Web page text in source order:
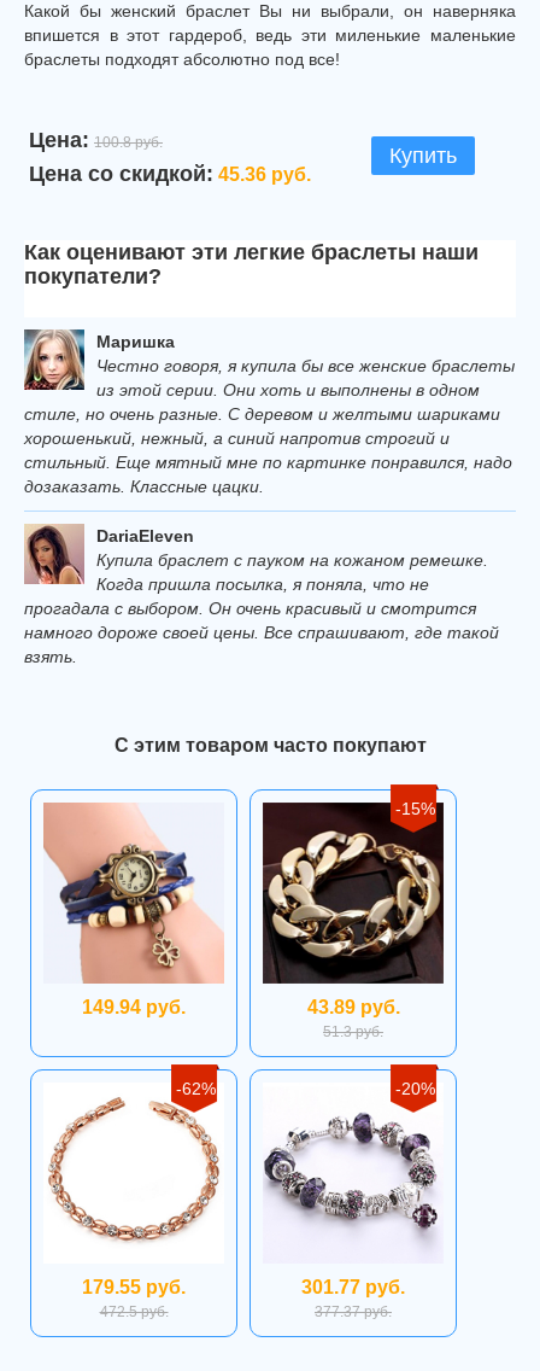
Какой бы женский браслет Вы ни выбрали, он наверняка
впишется в этот гардероб, ведь эти миленькие маленькие
браслеты подходят абсолютно под все!
Цена: 100.8 руб.
Цена со скидкой: 45.36 руб.
Купить
Как оценивают эти легкие браслеты наши
покупатели?
Маришка
Честно говоря, я купила бы все женские браслеты
из этой серии. Они хоть и выполнены в одном
стиле, но очень разные. С деревом и желтыми шариками
хорошенький, нежный, а синий напротив строгий и
стильный. Еще мятный мне по картинке понравился, надо
дозаказать. Классные цацки.
DariaEleven
Купила браслет с пауком на кожаном ремешке.
Когда пришла посылка, я поняла, что не
прогадала с выбором. Он очень красивый и смотрится
намного дороже своей цены. Все спрашивают, где такой
взять.
С этим товаром часто покупают
149.94 руб.
-15%
43.89 руб.
51.3 руб.
-62%
179.55 руб.
472.5 руб.
-20%
301.77 руб.
377.37 руб.